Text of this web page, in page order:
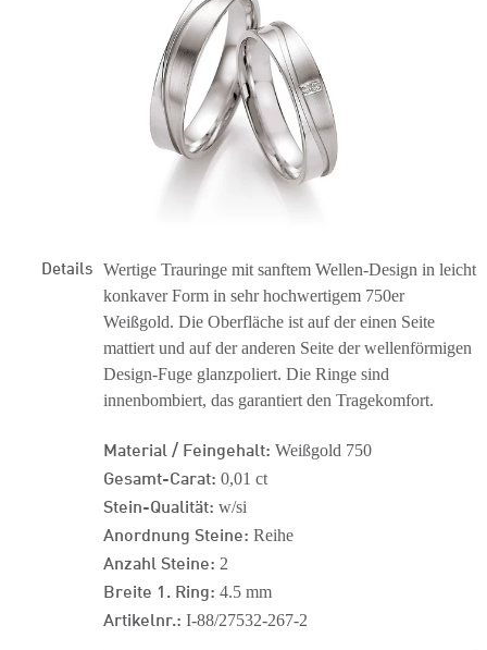
Details Wertige Trauringe mit sanftem Wellen-Design in leicht
konkaver Form in sehr hochwertigem 750er
Weißgold. Die Oberfläche ist auf der einen Seite
mattiert und auf der anderen Seite der wellenförmigen
Design-Fuge glanzpoliert. Die Ringe sind
innenbombiert, das garantiert den Tragekomfort.
Material / Feingehalt: Weißgold 750
Gesamt-Carat: 0,01 ct
Stein-Qualität: w/si
Anordnung Steine: Reihe
Anzahl Steine: 2
Breite 1. Ring: 4.5 mm
Artikelnr.: I-88/27532-267-2